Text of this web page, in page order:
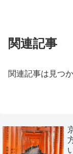
関連記事
関連記事は見つ